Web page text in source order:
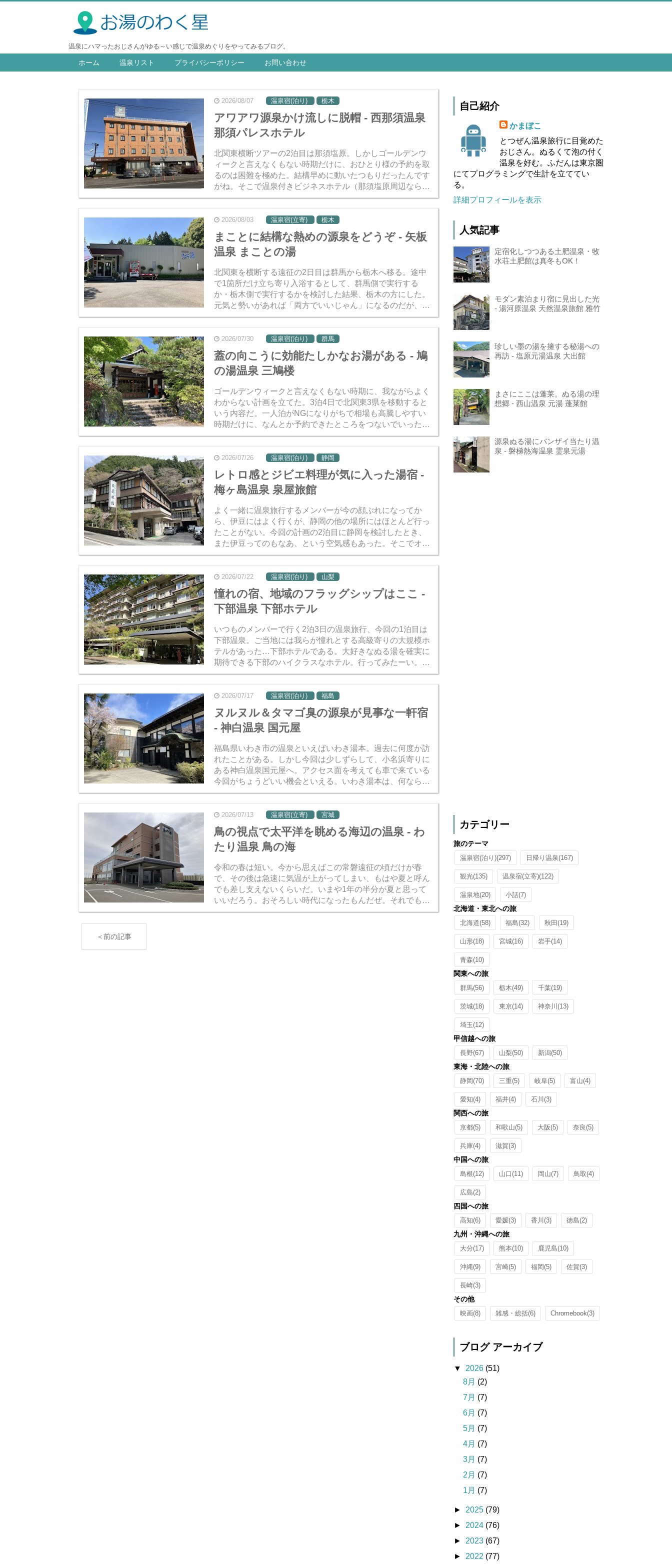
温泉にハマったおじさんがゆる～い感じで温泉めぐりをやってみるブログ。
ホーム 温泉リスト プライバシーポリシー お問い合わせ
2026/08/07 温泉宿(泊り) 栃木
アワアワ源泉かけ流しに脱帽 - 西那須温泉
那須パレスホテル
北関東横断ツアーの2泊目は那須塩原。しかしゴールデンウ
ィークと言えなくもない時期だけに、おひとり様の予約を取
るのは困難を極めた。結構早めに動いたつもりだったんです
がね。そこで温泉付きビジネスホテル（那須塩原周辺ならい
くつかありそう）への素泊まりに矛先を変えて探したとこ
ろ、那須パレ...
2026/08/03 温泉宿(立寄) 栃木
まことに結構な熱めの源泉をどうぞ - 矢板
温泉 まことの湯
北関東を横断する遠征の2日目は群馬から栃木へ移る。途中
で1箇所だけ立ち寄り入浴するとして、群馬側で実行する
か・栃木側で実行するかを検討した結果、栃木の方にした。
元気と勢いがあれば「両方でいいじゃん」になるのだが、こ
の日の体調を考慮すると体力まかせで押し切るには不安があ
り、宿に着く...
2026/07/30 温泉宿(泊り) 群馬
蓋の向こうに効能たしかなお湯がある - 鳩
の湯温泉 三鳩楼
ゴールデンウィークと言えなくもない時期に、我ながらよく
わからない計画を立てた。3泊4日で北関東3県を移動すると
いう内容だ。一人泊がNGになりがちで相場も高騰しやすい
時期だけに、なんとか予約できたところをつないでいったら
結果的にそうなった。人混みや渋滞を避けるため、基本的に
観光なし...
2026/07/26 温泉宿(泊り) 静岡
レトロ感とジビエ料理が気に入った湯宿 -
梅ヶ島温泉 泉屋旅館
よく一緒に温泉旅行するメンバーが今の顔ぶれになってか
ら、伊豆にはよく行くが、静岡の他の場所にはほとんど行っ
たことがない。今回の計画の2泊目に静岡を検討したとき、
また伊豆ってのもなあ、という空気感もあった。そこでオク
シズに位置する梅ヶ島温泉を提案してみた。安倍川源流域の
秘湯の雰囲気...
2026/07/22 温泉宿(泊り) 山梨
憧れの宿、地域のフラッグシップはここ -
下部温泉 下部ホテル
いつものメンバーで行く2泊3日の温泉旅行、今回の1泊目は
下部温泉。ご当地には我らが憧れとする高級寄りの大規模ホ
テルがあった…下部ホテルである。大好きなぬる湯を確実に
期待できる下部のハイクラスなホテル。行ってみたーい。で
も我々の予算感をはみ出しているため、いつも憧れのままそ
っとして...
2026/07/17 温泉宿(泊り) 福島
ヌルヌル＆タマゴ臭の源泉が見事な一軒宿
- 神白温泉 国元屋
福島県いわき市の温泉といえばいわき湯本。過去に何度か訪
れたことがある。しかし今回は少しずらして、小名浜寄りに
ある神白温泉国元屋へ。アクセス面を考えても車で来ている
今回がちょうどいい機会といえる。いわき湯本は、何なら電
車でも行けるからね。 国元屋は小名浜寄りといっても海から
数km離...
2026/07/13 温泉宿(立寄) 宮城
鳥の視点で太平洋を眺める海辺の温泉 - わ
たり温泉 鳥の海
令和の春は短い。今から思えばこの常磐遠征の頃だけが春
で、その後は急速に気温が上がってしまい、もはや夏と呼ん
でも差し支えないくらいだ。いまや1年の半分が夏と思って
いいだろう。おそろしい時代になったもんだぜ。それでも温
泉には入るわけだが。 そんな行楽シーズンに福島県浜通りの
＜前の記事
自己紹介
かまぼこ
とつぜん温泉旅行に目覚めた
おじさん。ぬるくて泡の付く
温泉を好む。ふだんは東京圏
にてプログラミングで生計を立ててい
る。
詳細プロフィールを表示
人気記事
定宿化しつつある土肥温泉・牧
水荘土肥館は真冬もOK！
モダン素泊まり宿に見出した光
- 湯河原温泉 天然温泉旅館 雅竹
珍しい墨の湯を擁する秘湯への
再訪 - 塩原元湯温泉 大出館
まさにここは蓬莱。ぬる湯の理
想郷 - 西山温泉 元湯 蓬莱館
源泉ぬる湯にバンザイ当たり温
泉 - 磐梯熱海温泉 霊泉元湯
カテゴリー
旅のテーマ
温泉宿(泊り)(297) 日帰り温泉(167)
観光(135) 温泉宿(立寄)(122)
温泉地(20) 小話(7)
北海道・東北への旅
北海道(58) 福島(32) 秋田 (19)
山形(18) 宮城(16) 岩手(14)
青森(10)
関東への旅
群馬(56) 栃木(49) 千葉(19)
茨城(18) 東京(14) 神奈川 (13)
埼玉(12)
甲信越への旅
長野(67) 山梨(50) 新潟(50)
東海・北陸への旅
静岡(70) 三重(5) 岐阜(5) 富山(4)
愛知(4) 福井(4) 石川 (3)
関西への旅
京都(5) 和歌山(5) 大阪(5) 奈良(5)
兵庫(4) 滋賀(3)
中国への旅
島根(12) 山口(11) 岡山(7) 鳥取(4)
広島(2)
四国への旅
高知(6) 愛媛(3) 香川 (3) 徳島(2)
九州・沖縄への旅
大分(17) 熊本(10) 鹿児島(10)
沖縄(9) 宮崎(5) 福岡(5) 佐賀(3)
長崎(3)
その他
映画(8) 雑感・総括(6) Chromebook(3)
ブログ アーカイブ
▼ 2026 (51)
8月 (2)
7月 (7)
6月 (7)
5月 (7)
4月 (7)
3月 (7)
2月 (7)
1月 (7)
► 2025 (79)
► 2024 (76)
► 2023 (67)
► 2022 (77)